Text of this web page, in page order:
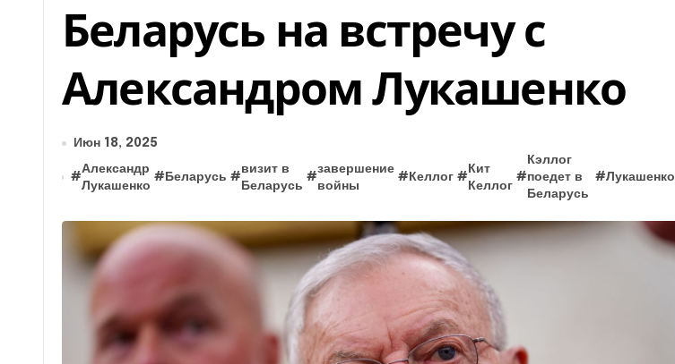
Беларусь на встречу с
Александром Лукашенко
Июн 18, 2025
#
Александр
Лукашенко
#Беларусь #
визит в
Беларусь
#
завершение
войны
#Келлог #
Кит
Келлог
#
Кэллог
поедет в
Беларусь
#Лукашенко